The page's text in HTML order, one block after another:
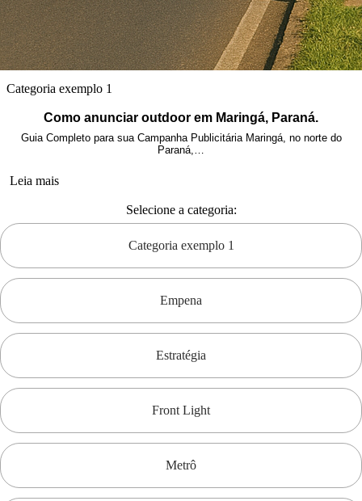
Categoria exemplo 1
Como anunciar outdoor em Maringá, Paraná.
Guia Completo para sua Campanha Publicitária Maringá, no norte do
Paraná,…
Leia mais
Selecione a categoria:
Categoria exemplo 1
Empena
Estratégia
Front Light
Metrô